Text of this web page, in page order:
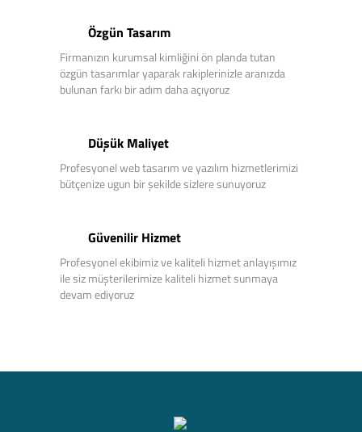
Özgün Tasarım
Firmanızın kurumsal kimliğini ön planda tutan
özgün tasarımlar yaparak rakiplerinizle aranızda
bulunan farkı bir adım daha açıyoruz
Düşük Maliyet
Profesyonel web tasarım ve yazılım hizmetlerimizi
bütçenize ugun bir şekilde sizlere sunuyoruz
Güvenilir Hizmet
Profesyonel ekibimiz ve kaliteli hizmet anlayışımız
ile siz müşterilerimize kaliteli hizmet sunmaya
devam ediyoruz